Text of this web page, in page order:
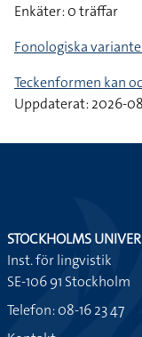
Enkäter: 0 träffar
Fonologiska
Teckenformen kan
Uppdaterat: 2026-
STOCKHOLMS
Inst. för lingvistik
SE-106 91 Stockholm
Telefon: 08-16 23 47